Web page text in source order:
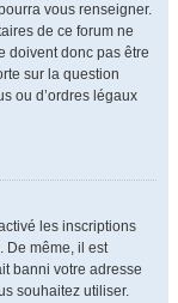
vous renseigner.
de ce forum ne
doivent donc pas être
sur la question
ou d’ordres légaux
les inscriptions
De même, il est
banni votre adresse
souhaitez utiliser.